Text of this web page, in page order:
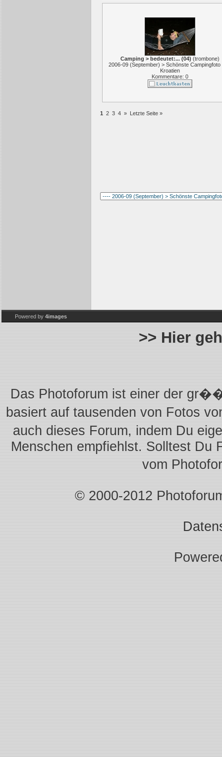
Camping > bedeutet:... (04) (trombone)
2006-09 (September) > Schönste Campingfoto
Kroatien
Kommentare: 0
1 2 3 4 » Letzte Seite »
Powered by 4images
>> Hier
Das Photoforum ist einer der
basiert auf tausenden von Fotos
auch dieses Forum, indem Du
Menschen empfiehlst. Solltest Du
vom
© 2000-2012